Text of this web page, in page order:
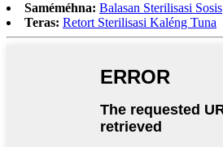
Saméméhna: Balasan Sterilisasi Sosis
Teras: Retort Sterilisasi Kaléng Tuna